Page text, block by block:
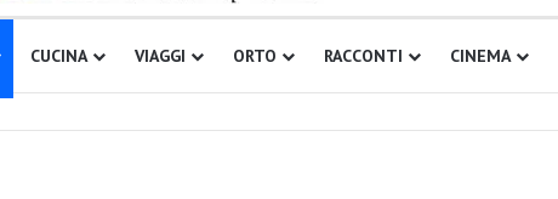
CUCINA VIAGGI ORTO RACCONTI CINEMA